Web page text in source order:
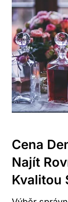
Cena
Najít
Kvalitou